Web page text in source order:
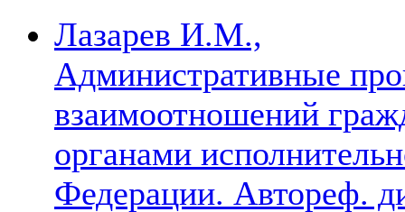
Лазарев И.М.,
Административные
взаимоотношений
органами
Федерации. Автореф.